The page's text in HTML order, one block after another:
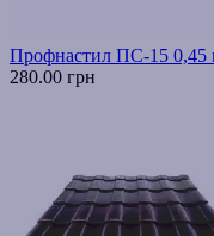
Профнастил ПС-15 0,45
280.00 грн